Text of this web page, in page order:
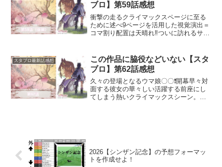
ブロ】第59話感想
衝撃の走るクライマックスページに至る
ために述べ9ページを活用した視覚演出＝
コマ割り配置は天晴れ‼️ついに訪れるサク
劇。スタブロ初となる“前後編”という意義
を受け止める他な...
スタブロ最新話感想
この作品に脇役などいない【スタ
ブロ】第62話感想
久々の登場となるウマ娘〇〇❗️開幕早々対
面する彼女の華々しい活躍する前座にし
てしまう熱いクライマックスシーン。ウ
2026【シンザン記念】の予想フォーマッ
トを作成せよ！